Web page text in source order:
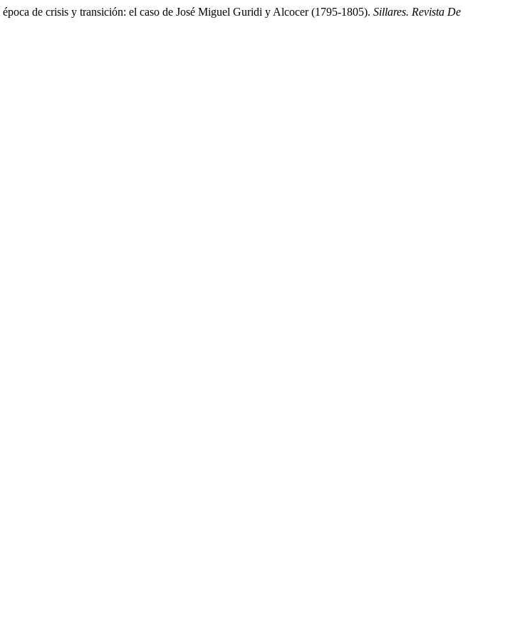
de crisis y transición: el caso de José Miguel Guridi y Alcocer (1795-1805). Sillares. Revista De